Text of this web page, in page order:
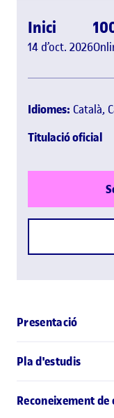
Inici
14 d’oct. 2026
Idiomes: Català,
Titulació oficial
Presentació
Pla d'estudis
Reconeixement de